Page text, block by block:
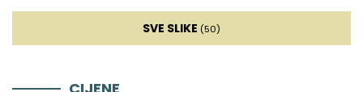
Frižider
SVE SLIKE (50)